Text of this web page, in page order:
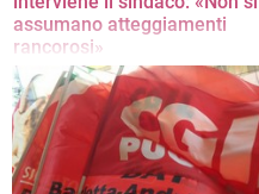
assumano atteggiamenti
rancorosi»
Le considerazioni di Cannito in una
nota ufficiale. «Confermo
all'avvocatessa Alessia De Finis la
mia fiducia»